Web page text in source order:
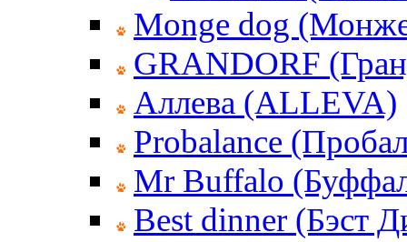
Monge dog
GRANDORF
Аллева (ALLEVA)
Probalance
Mr Buffalo
Best dinner (Бэст